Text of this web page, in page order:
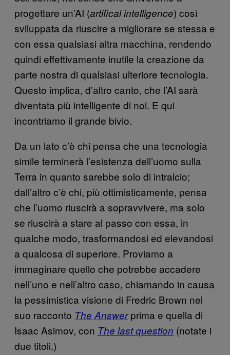
progettare un’AI (artifical intelligence) così
sviluppata da riuscire a migliorare se stessa e
con essa qualsiasi altra macchina, rendendo
quindi effettivamente inutile la creazione da
parte nostra di qualsiasi ulteriore tecnologia.
Questo implica, d’altro canto, che l’AI sarà
diventata più intelligente di noi. E qui
incontriamo il grande bivio.
Da un lato c’è chi pensa che una tecnologia
simile terminerà l’esistenza dell’uomo sulla
Terra in quanto sarebbe solo di intralcio;
dall’altro c’è chi, più ottimisticamente, pensa
che l’uomo riuscirà a sopravvivere, ma solo
se riuscirà a stare al passo con essa, in
qualche modo, trasformandosi ed elevandosi
a qualcosa di superiore. Proviamo a
immaginare quello che potrebbe accadere
nell’uno e nell’altro caso, chiamando in causa
la pessimistica visione di Fredric Brown nel
suo racconto The Answerprima e quella di
Isaac Asimov, con The last question (notate i
due titoli.)